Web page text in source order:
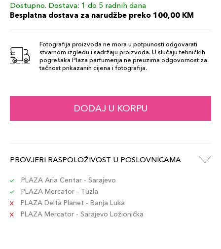
Dostupno. Dostava: 1 do 5 radnih dana
Besplatna dostava za narudžbe preko 100,00 KM
Fotografija proizvoda ne mora u potpunosti odgovarati
stvarnom izgledu i sadržaju proizvoda. U slučaju tehničkih
pogrešaka Plaza parfumerija ne preuzima odgovornost za
tačnost prikazanih cijena i fotografija.
DODAJ U KORPU
PROVJERI RASPOLOŽIVOST U POSLOVNICAMA
PLAZA Aria Centar - Sarajevo
PLAZA Mercator - Tuzla
PLAZA Delta Planet - Banja Luka
PLAZA Mercator - Sarajevo Ložionička